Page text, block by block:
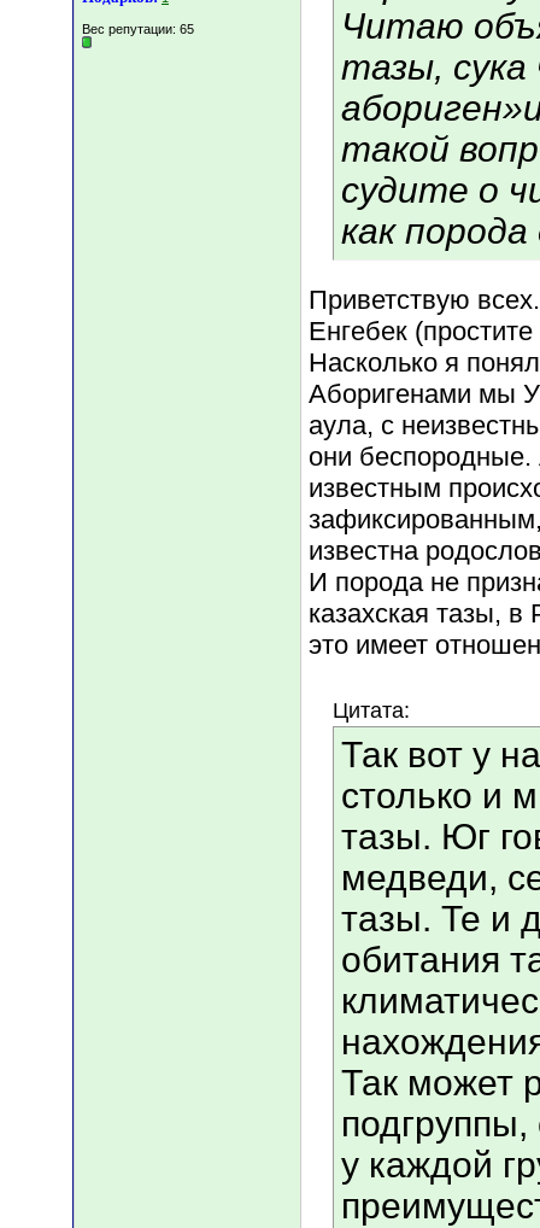
Вес репутации: 65
Читаю
тазы, сука
такой
судите о
как
Приветствую всех.
Енгебек
Насколько я
Аборигенами мы
аула, с
они беспородные.
известным
известна
И порода не
казахская тазы,
это имеет
Цитата:
Так вот у
столько и
тазы. Юг
медведи,
тазы. Те и
обитания
Так может
у каждой